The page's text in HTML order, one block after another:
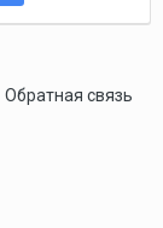
Обратная связь